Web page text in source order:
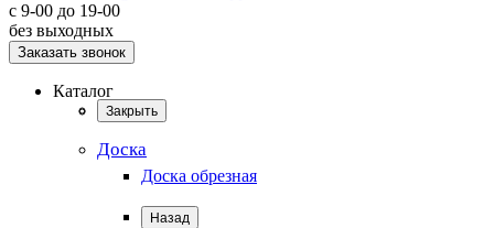
Закрыть
Доска
Назад
с 9-00 до 19-00
без выходных
Заказать звонок
Каталог
Доска
Доска обрезная